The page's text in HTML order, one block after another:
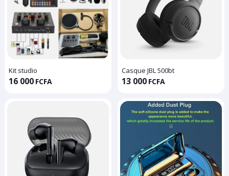
Kit studio
16 000 FCFA
Casque JBL 500bt
13 000 FCFA